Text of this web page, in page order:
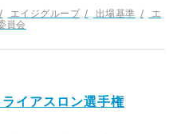
エイジグループ 出場基準
エ
員会
イアスロン選手権